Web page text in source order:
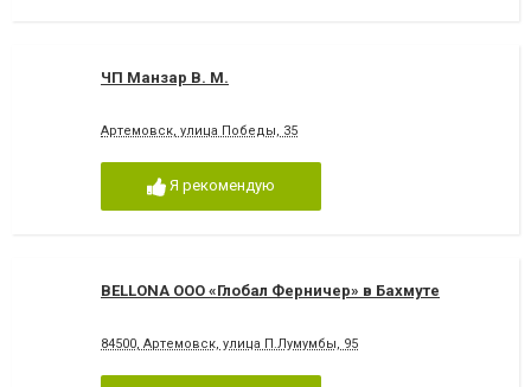
ЧП Манзар В. М.
Артемовск, улица Победы, 35
Я рекомендую
BELLONA ООО «Глобал Ферничер» в Бахмуте
84500, Артемовск, улица П.Лумумбы, 95